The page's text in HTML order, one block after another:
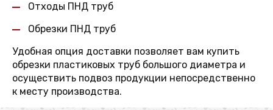
Отходы ПНД труб
Обрезки ПНД труб
Удобная опция доставки позволяет вам купить
обрезки пластиковых труб большого диаметра и
осуществить подвоз продукции непосредственно
к месту производства.